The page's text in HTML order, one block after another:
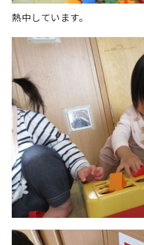
熱中しています。